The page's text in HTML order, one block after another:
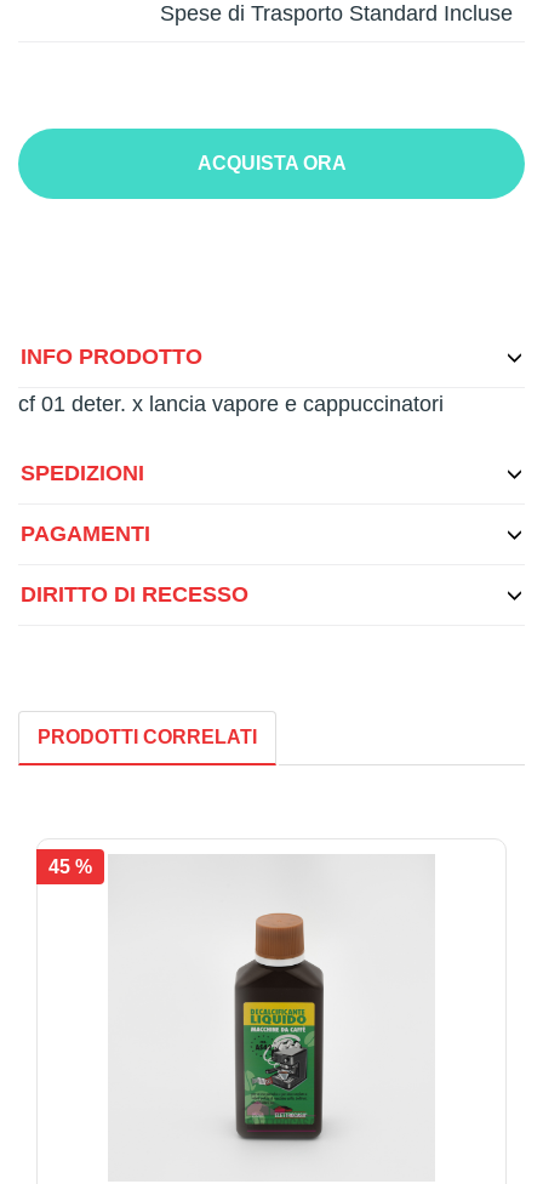
Spese di Trasporto Standard Incluse
ACQUISTA ORA
INFO PRODOTTO
cf 01 deter. x lancia vapore e cappuccinatori
SPEDIZIONI
PAGAMENTI
DIRITTO DI RECESSO
PRODOTTI CORRELATI
45 %